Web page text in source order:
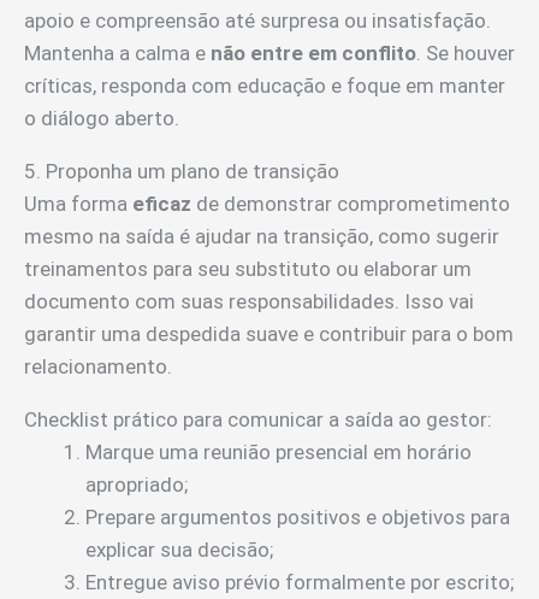
apoio e compreensão até surpresa ou insatisfação.
Mantenha a calma e não entre em conflito. Se houver
críticas, responda com educação e foque em manter
o diálogo aberto.
5. Proponha um plano de transição
Uma forma eficaz de demonstrar comprometimento
mesmo na saída é ajudar na transição, como sugerir
treinamentos para seu substituto ou elaborar um
documento com suas responsabilidades. Isso vai
garantir uma despedida suave e contribuir para o bom
relacionamento.
Checklist prático para comunicar a saída ao gestor:
Marque uma reunião presencial em horário
apropriado;
Prepare argumentos positivos e objetivos para
explicar sua decisão;
Entregue aviso prévio formalmente por escrito;